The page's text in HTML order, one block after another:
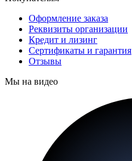
Оформление заказа
Реквизиты организации
Кредит и лизинг
Сертификаты и гарантия
Отзывы
Мы на видео